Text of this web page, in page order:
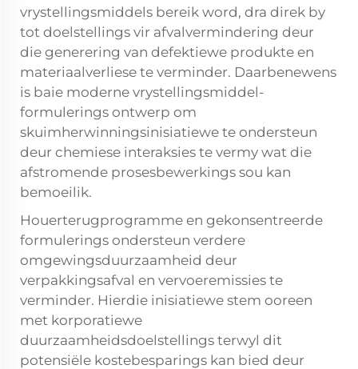
vrystellingsmiddels bereik word, dra direk by
tot doelstellings vir afvalvermindering deur
die generering van defektiewe produkte en
materiaalverliese te verminder. Daarbenewens
is baie moderne vrystellingsmiddel-
formulerings ontwerp om
skuimherwinningsinisiatiewe te ondersteun
deur chemiese interaksies te vermy wat die
afstromende prosesbewerkings sou kan
bemoeilik.
Houerterugprogramme en gekonsentreerde
formulerings ondersteun verdere
omgewingsduurzaamheid deur
verpakkingsafval en vervoeremissies te
verminder. Hierdie inisiatiewe stem ooreen
met korporatiewe
duurzaamheidsdoelstellings terwyl dit
potensiële kostebesparings kan bied deur